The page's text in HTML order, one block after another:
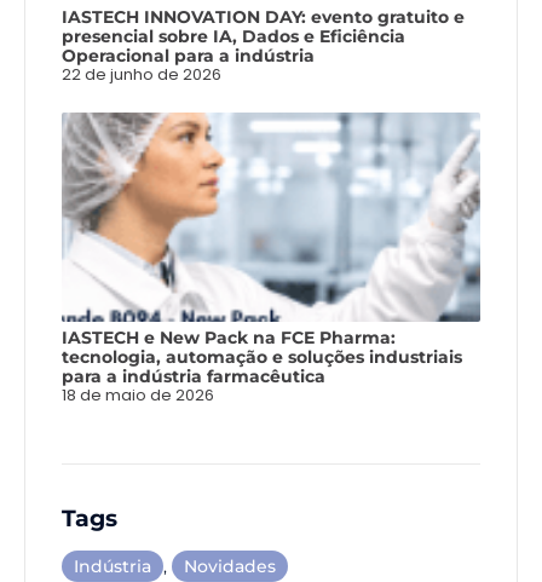
IASTECH INNOVATION DAY: evento gratuito e
presencial sobre IA, Dados e Eficiência
Operacional para a indústria
22 de junho de 2026
IASTECH e New Pack na FCE Pharma:
tecnologia, automação e soluções industriais
para a indústria farmacêutica
18 de maio de 2026
Tags
Indústria , Novidades